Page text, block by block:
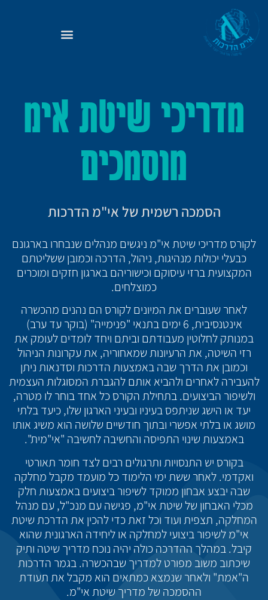
מדריכי שיטת אימ
מוסמכים
הסמכה רשמית של אי"מ הדרכות
לקורס מדריכי שיטת אי"מ ניגשים מנהלים שנבחרו בארגונם
כבעלי יכולות מנהיגות, ניהול, הדרכה וכמובן ששליטתם
המקצועית ברזי עיסוקם וכישוריהם בארגון חזקים ומוכרים
כמוצלחים.
לאחר שעוברים את המיונים לקורס הם נהנים מהכשרה
אינטנסיבית, 6 ימים בתנאי "פנימייה" (בוקר עד ערב)
במנותק לחלוטין מעבודתם וביתם ויחד לומדים לעומק את
רזי השיטה, את הרעיונות שמאחוריה, את עקרונות הניהול
וכמובן את הדרך שבה באמצעות הדרכות וסדנאות ניתן
להעבירה לאחרים ולהביא אותם להגברת המסוגלות העצמית
ולשיפור הביצועים. בתחילת הקורס כל אחד בוחר לו מטרה,
יעד או הישג שניתפס בעיניו ובעיני הארגון שלו, כיעד בלתי
מושג או בלתי אפשרי ובתוך חודשיים שלושה הוא משיג אותו
באמצעות שינוי התפיסה והחשיבה לחשיבה "אי"מית".
בקורס יש התנסויות ותרגולים רבים לצד חומר תאורטי
ואקדמי. לאחר ששת ימי הלימוד כל מועמד מקבל מחלקה
שבה יבצע אבחון ממוקד לשיפור ביצועים באמצעות חלק
מכלי האבחון של שיטת אי"מ, פגישה עם מנכ"ל, עם מנהל
המחלקה, תצפית ועוד וכל זאת כדי להכין את הדרכת שיטת
אי"מ לשיפור ביצועי למחלקה או ליחידה הארגונית שהוא
קיבל. במהלך ההדרכה כולה יהיה נוכח מדריך שיטה ותיק
שיכתוב משוב מפורט למדריך שבהכשרה. בגמר הדרכות
ה"אמת" ולאחר שנמצא כמתאים הוא מקבל את תעודת
ההסמכה של מדריך שיטת אי"מ.